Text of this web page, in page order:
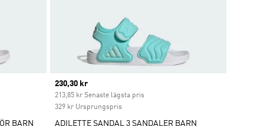
BARN
Current price
230,30 kr
213,85 kr Senaste lägsta pris
329 kr Ursprungspris
ADILETTE SANDAL 3 SANDALER BARN